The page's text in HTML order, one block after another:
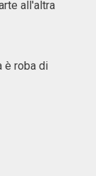
all'altra
è roba di